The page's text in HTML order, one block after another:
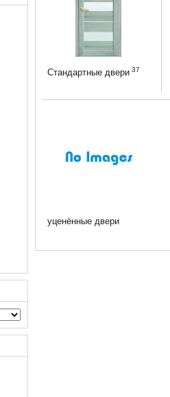
Стандартные двери 37
уценённые двери